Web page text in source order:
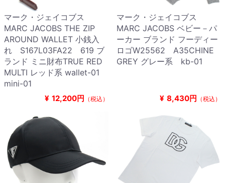
マーク・ジェイコブス
MARC JACOBS THE ZIP
AROUND WALLET 小銭入
れ S167L03FA22 619 ブ
ランド ミニ財布TRUE RED
MULTI レッド系 wallet-01
mini-01
¥ 12,200円 （税込）
マーク・ジェイコブス
MARC JACOBS ベビー－パ
ーカー ブランド フーディー
ロゴW25562 A35CHINE
GREY グレー系 kb-01
¥ 8,430円 （税込）